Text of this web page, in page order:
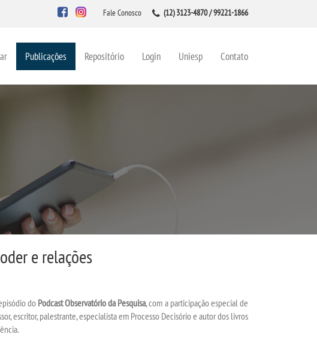
Fale Conosco (12) 3123-4870 / 99221-1866
Publicações Repositório Login Uniesp Contato
e relações
do Podcast Observatório da Pesquisa, com a participação especial de
escritor, palestrante, especialista em Processo Decisório e autor dos livros
.